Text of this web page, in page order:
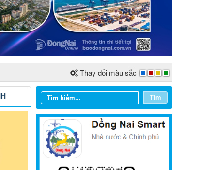
Thay đổi màu sắc
Tìm